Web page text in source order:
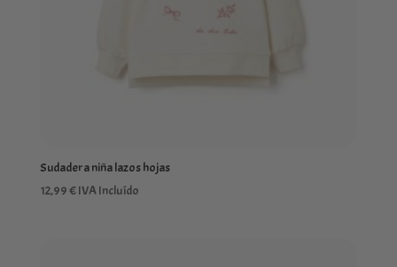
Sudadera niña lazos hojas
12,99€IVA Incluído